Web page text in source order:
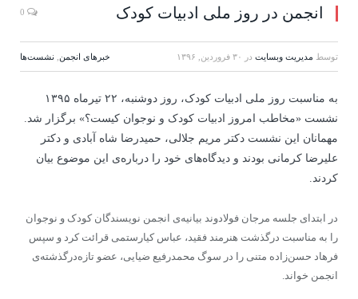
انجمن در روز ملی ادبیات کودک
توسط مدیریت وبسایت در ۳۰ فروردین, ۱۳۹۶ خبرهای انجمن نشست‌ها
به مناسبت روز ملی ادبیات کودک، روز دوشنبه، ۲۲ تیرماه ۱۳۹۵
نشست «مخاطب امروز ادبیات کودک و نوجوان کیست؟» برگزار شد.
مهمانان این نشست دکتر مریم جلالی، حمیدرضا شاه آبادی و دکتر
علیرضا کرمانی بودند و دیدگاه‌های خود را درباره‌ی این موضوع بیان
کردند.
در ابتدای جلسه مرجان فولادوند بیانیه‌ی انجمن نویسندگان کودک و نوجوان
را به مناسبت درگذشت هنرمند فقید، عباس کیارستمی قرائت کرد و سپس
فرهاد حسن‌زاده متنی را در سوگ محمدرفیع ضیایی، عضو تازه‌درگذشته‌ی
انجمن خواند.